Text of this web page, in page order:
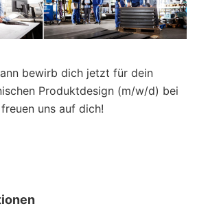
bewirb dich jetzt für dein
Produktdesign (m/w/d) bei
uns auf dich!